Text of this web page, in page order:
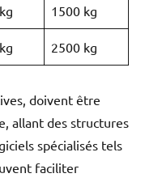
1500 kg
2500 kg
doivent être
allant des structures
spécialisés tels
faciliter